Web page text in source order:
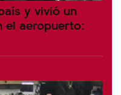
y vivió un
el aeropuerto: